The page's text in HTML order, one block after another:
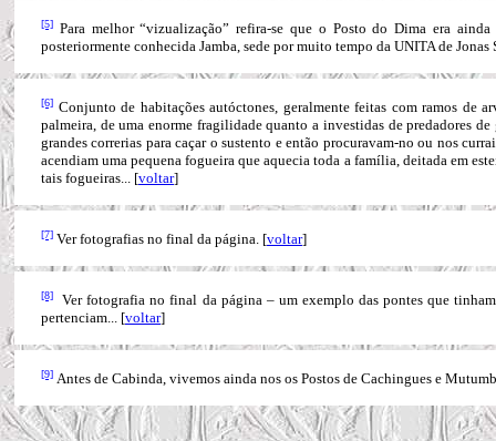
[5] Para melhor “vizualização” refira-se que o Posto do Dima era
posteriormente conhecida Jamba, sede por muito tempo da UNITA de
[6] Conjunto de habitações autóctones, geralmente feitas com ramos de
palmeira, de uma enorme fragilidade quanto a investidas de predadores
grandes correrias para caçar o sustento e então procuravam-no ou nos
acendiam uma pequena fogueira que aquecia toda a família, deitada em
tais fogueiras... [voltar]
[7] Ver fotografias no final da página. [voltar]
[8]
Ver fotografia no final da página – um exemplo das pontes que
pertenciam... [voltar]
[9] Antes de Cabinda, vivemos ainda nos os Postos de Cachingues e